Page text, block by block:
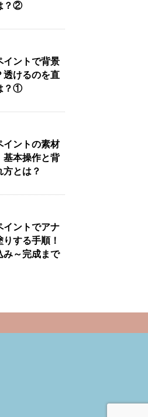
？②
イントで背景
透けるのを直
？①
イントの素材
基本操作と背
方とは？
イントでアナ
りする手順！
み～完成まで